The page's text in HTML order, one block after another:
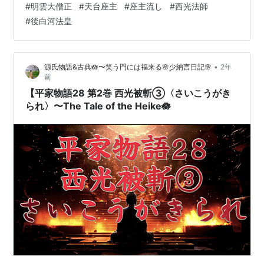
へ押し寄せた張本人を摘発せよという命令もきていた。
こうした、矢次ぎ早の朝廷の強硬策は、 先の京の大火事
に原因と理由があったろうが、 もう一つには、とかく、
法皇の信任厚い西光《さいこう》法師が、 あることない
こと、山門の不利になることばかりを、 後白河法皇に告
げ口したためであった。 …
#明雲大僧正 #天台座主 #座主流し #西光法師
#後白河法皇
源氏物語&古典🪷〜笑う門には福来る🌸少納言日記🌸 • 2年
前
【平家物語28 第2巻 西光被斬③〈さいこうがき
られ〉〜The Tale of the Heike🪷